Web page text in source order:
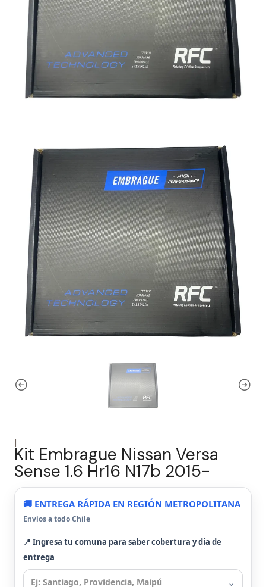
|
Kit Embrague Nissan Versa
Sense 1.6 Hr16 N17b 2015-
🚚 ENTREGA RÁPIDA EN REGIÓN METROPOLITANA
Envíos a todo Chile
📍 Ingresa tu comuna para saber cobertura y día de
entrega
⌄